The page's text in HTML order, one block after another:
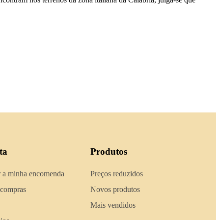
minha encomenda
Produtos
Preços reduzidos
Novos produtos
Mais vendidos